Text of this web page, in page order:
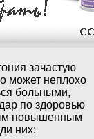
зачастую
может неплохо
больными,
по здоровью
повышенным
них: